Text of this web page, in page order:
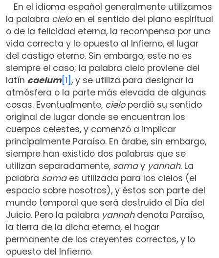
En el idioma español generalmente utilizamos
la palabra cieloen el sentido del plano espiritual
o de la felicidad eterna, la recompensa por una
vida correcta y lo opuesto al Infierno, el lugar
del castigo eterno. Sin embargo, este no es
siempre el caso; la palabra cielo proviene del
latín caelum[1] , y se utiliza para designar la
atmósfera o la parte más elevada de algunas
cosas. Eventualmente, cieloperdió su sentido
original de lugar donde se encuentran los
cuerpos celestes, y comenzó a implicar
principalmente Paraíso. En árabe, sin embargo,
siempre han existido dos palabras que se
utilizan separadamente, samay yannah. La
palabra samaes utilizada para los cielos (el
espacio sobre nosotros), y éstos son parte del
mundo temporal que será destruido el Día del
Juicio. Pero la palabra yannahdenota Paraíso,
la tierra de la dicha eterna, el hogar
permanente de los creyentes correctos, y lo
opuesto del Infierno.